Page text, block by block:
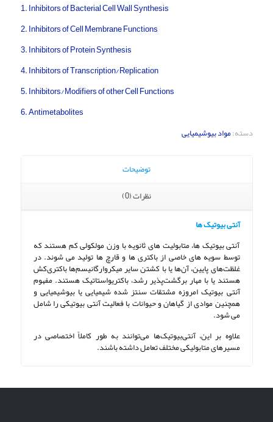
1. Inhibitors of Bacterial Cell Wall Synthesis
2. Inhibitors of Cell Membrane Functions
3. Inhibitors of Protein Synthesis
4. Inhibitors of Transcription/Replication
5. Inhibitors/Modifiers of other Cell Functions
6. Antimetabolites
دسته:مواد بیوشیمیایی
توضیحات
نظرات (0)
آنتی بیوتیک ها
آنتی بیوتیک ها، متابولیت های ثانویه با وزن مولکولی کم هستند که
توسط سویه های خاصی از باکتری ها و قارچ ها تولید می شوند. در
غلظت‌های پایین، آن‌ها یا با کشتن سایر میکروارگانیسم‌ها باکتری‌کش
هستند یا با مهار برگشت‌پذیر رشد، باکتریواستاتیک هستند. مفهوم
آنتی بیوتیک امروزه مشتقات سنتز شده شیمیایی یا بیوشیمیایی و
همچنین موادی از گیاهان و حیوانات با فعالیت آنتی بیوتیکی را شامل
می شود.
علاوه بر این، آنتی‌بیوتیک‌ها می‌توانند به طور کاملاً اختصاصی در
مسیرهای متابولیکی مختلف تعامل داشته باشند.